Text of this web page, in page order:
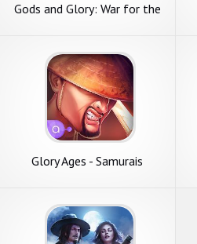
Gods and Glory: War for the
Glory Ages - Samurais